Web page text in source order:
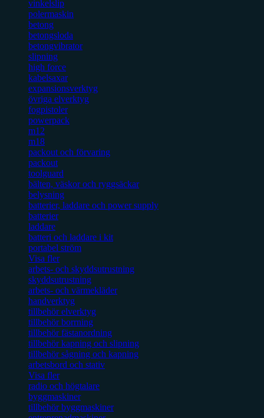
vinkelslip
polermaskin
betong
betongsloda
betongvibrator
slipning
high force
kabelsaxar
expansionsverktyg
övriga elverktyg
fogpistoler
powerpack
m12
m18
packout och förvaring
packout
toolguard
bälten, väskor och ryggsäckar
belysning
batterier, laddare och power supply
batterier
laddare
batteri och laddare i kit
portabel ström
Visa fler
arbets- och skyddsutrustning
skyddsutrustning
arbets- och värmekläder
handverktyg
tillbehör elverktyg
tillbehör borrning
tillbehör fästanordning
tillbehör kapning och slipning
tillbehör sågning och kapning
arbetsbord och stativ
Visa fler
radio och högtalare
byggmaskiner
tillbehör byggmaskiner